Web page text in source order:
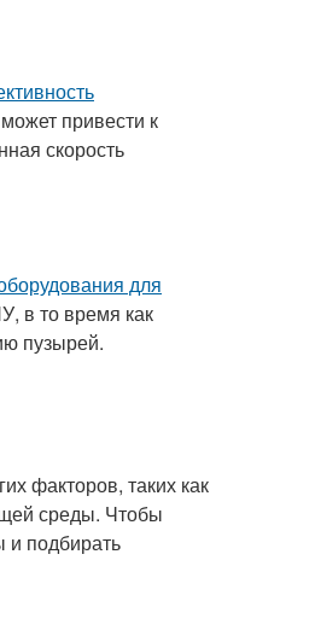
привести к
скорость
для
в то время как
пузырей.
факторов, таких как
среды. Чтобы
и подбирать